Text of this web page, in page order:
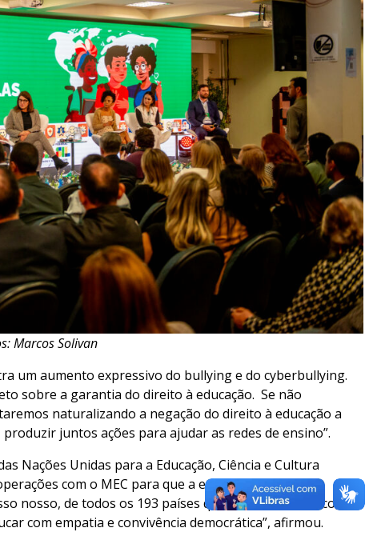
Marcos Solivan
um aumento expressivo do bullying e do cyberbullying.
sobre a garantia do direito à educação. Se não
naturalizando a negação do direito à educação a
juntos ações para ajudar as redes de ensino”.
Nações Unidas para a Educação, Ciência e Cultura
com o MEC para que a escola possa ser um
nosso, de todos os 193 países que formam a Unesco,
com empatia e convivência democrática”, afirmou.